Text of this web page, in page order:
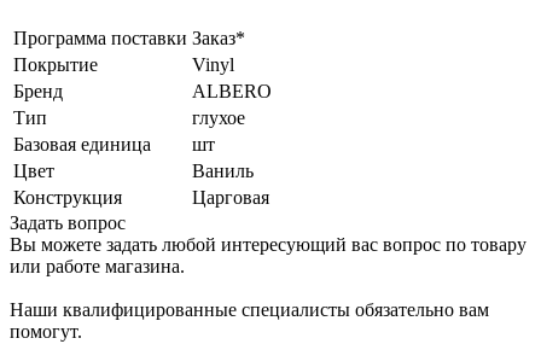
Программа поставки Заказ*
Покрытие
Vinyl
Бренд
ALBERO
Тип
глухое
Базовая единица
шт
Цвет
Ваниль
Конструкция
Царговая
Задать вопрос
Вы можете задать любой интересующий вас вопрос по товару
или работе магазина.
Наши квалифицированные специалисты обязательно вам
помогут.